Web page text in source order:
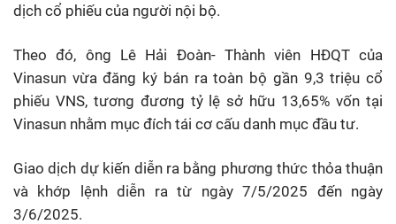
dịch cổ phiếu của người nội bộ.
Theo đó, ông Lê Hải Đoàn- Thành viên HĐQT của
Vinasun vừa đăng ký bán ra toàn bộ gần 9,3 triệu cổ
phiếu VNS, tương đương tỷ lệ sở hữu 13,65% vốn tại
Vinasun nhằm mục đích tái cơ cấu danh mục đầu tư.
Giao dịch dự kiến diễn ra bằng phương thức thỏa thuận
và khớp lệnh diễn ra từ ngày 7/5/2025 đến ngày
3/6/2025.